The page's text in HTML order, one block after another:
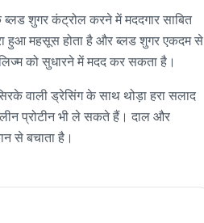
शुगर कंट्रोल करने में मददगार साबित
हुआ महसूस होता है और ब्लड शुगर एकदम से
को सुधारने में मदद कर सकता है।
वाली ड्रेसिंग के साथ थोड़ा हरा सलाद
प्रोटीन भी ले सकते हैं। दाल और
से बचाता है।